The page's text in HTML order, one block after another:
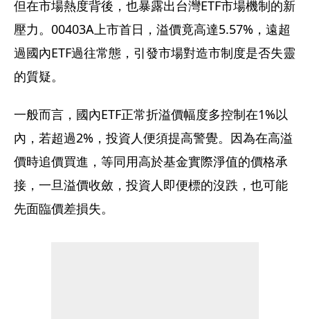
但在市場熱度背後，也暴露出台灣ETF市場機制的新
壓力。00403A上市首日，溢價竟高達5.57%，遠超
過國內ETF過往常態，引發市場對造市制度是否失靈
的質疑。
一般而言，國內ETF正常折溢價幅度多控制在1%以
內，若超過2%，投資人便須提高警覺。因為在高溢
價時追價買進，等同用高於基金實際淨值的價格承
接，一旦溢價收斂，投資人即便標的沒跌，也可能
先面臨價差損失。